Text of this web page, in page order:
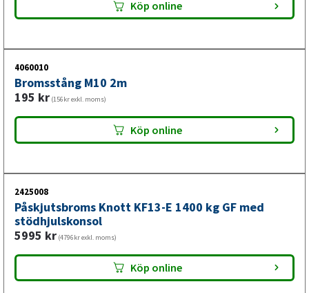
Komplett bromsad axel med
Att köpa ett komplettaxelpaket istället för att pussla ihop
enskilda delar sparar både tid och pengar – allt är
färdigmonterat och matchat för perfekt funktion. Med
denna 1 050 kg-axel får du en pålitlig grund för många år
framöver.
Köp online
4060010
Bromsstång M10 2m
195 kr (156kr exkl. moms)
Köp online
2425008
Påskjutsbroms Knott KF13-E 1400 kg GF med
stödhjulskonsol
5995 kr (4796kr exkl. moms)
Köp online